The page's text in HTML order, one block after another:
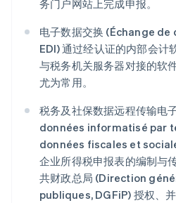
务门户网站上完成申报。
电子数据交换 (Échange
EDI) 通过经认证的内部会计
与税务机关服务器对接的软
尤为常用。
税务及社保数据远程传输电
données informatisé par
données fiscales et
企业所得税申报表的编制与
共财政总局 (Direction
publiques, DGFiP) 授权、